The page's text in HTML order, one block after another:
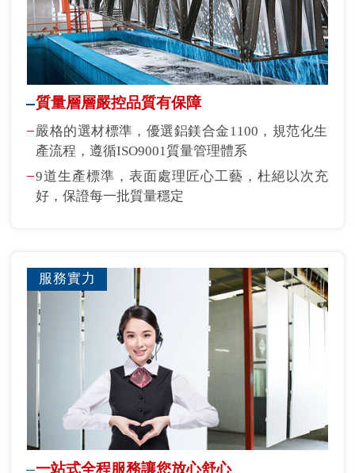
質量層層嚴控品質有保障
嚴格的選材標準，優選鋁鎂合金1100，規范化生
產流程，遵循ISO9001質量管理體系
9道生產標準，表面處理匠心工藝，杜絕以次充
好，保證每一批質量穩定
服務實力
一站式全程服務讓您放心舒心